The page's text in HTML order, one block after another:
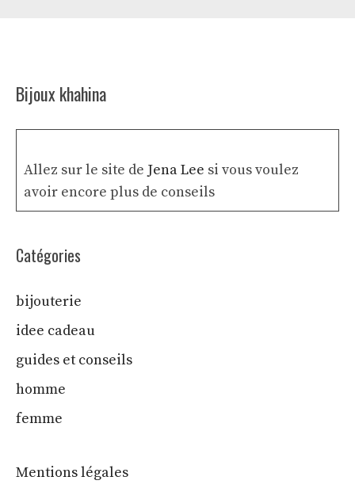
Bijoux khahina
Allez sur le site de Jena Lee si vous voulez
avoir encore plus de conseils
Catégories
bijouterie
idee cadeau
guides et conseils
homme
femme
Mentions légales